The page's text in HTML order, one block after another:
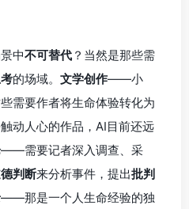
中不可替代 ？当然是那些需
的场域。 文学创作——小
需要作者将生命体验转化为
动人心的作品，AI目前还远
——需要记者深入调查、采
判断来分析事件，提出批判
——那是一个人生命经验的独